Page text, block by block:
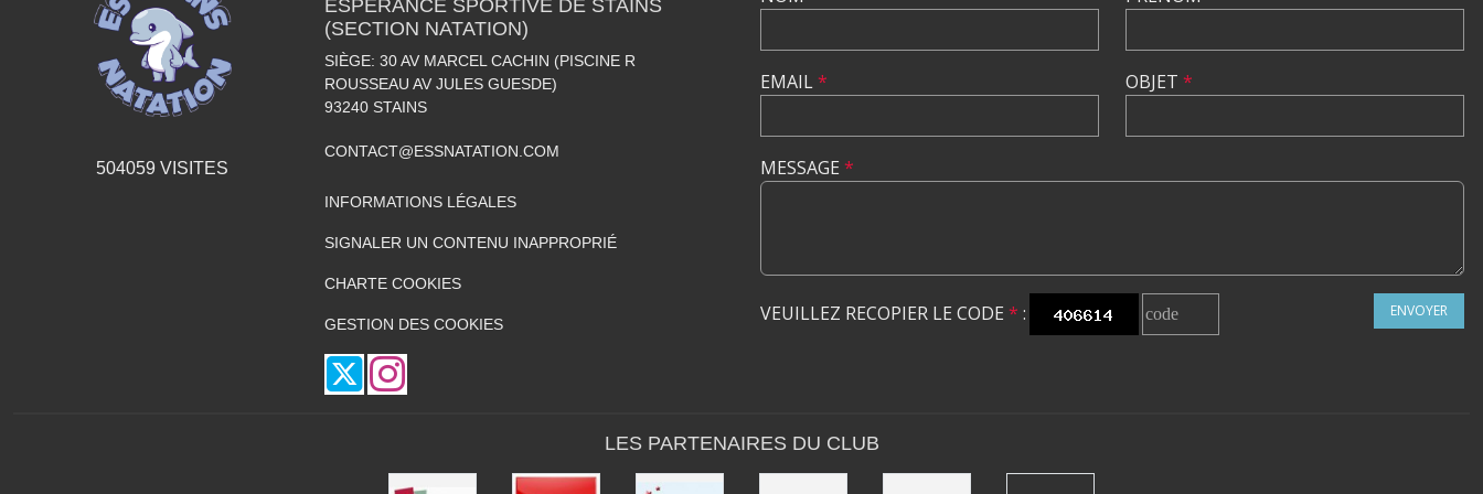
504059 VISITES
ESPÉRANCE SPORTIVE DE STAINS
(SECTION NATATION)
SIÈGE: 30 AV MARCEL CACHIN (PISCINE R
ROUSSEAU AV JULES GUESDE)
93240 STAINS
CONTACT@ESSNATATION.COM
INFORMATIONS LÉGALES
SIGNALER UN CONTENU INAPPROPRIÉ
CHARTE COOKIES
GESTION DES COOKIES
EMAIL* OBJET *
MESSAGE *
VEUILLEZ RECOPIER LE CODE * : ENVOYER
LES PARTENAIRES DU CLUB